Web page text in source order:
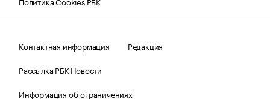
Контактная информация
Редакция
Рассылка РБК Новости
Информация об ограничениях